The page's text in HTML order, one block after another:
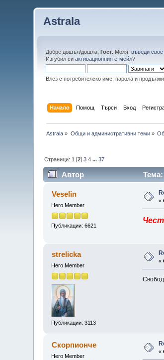
Astrala
Добре дошъл/дошла,Гост . Моля,въведи
Изгубил сиактивационния е-мейл?
Влез с потребителско име, парола и
Начало Помощ Търси Вход
Astrala » Общи и административни теми»
Страници: 1 [2]3 4 ...37
Автор
Veselin
Hero Member
Публикации: 6621
«
strelicka
Hero Member
Публикации: 3113
«
Скорпионче
Hero Member
«